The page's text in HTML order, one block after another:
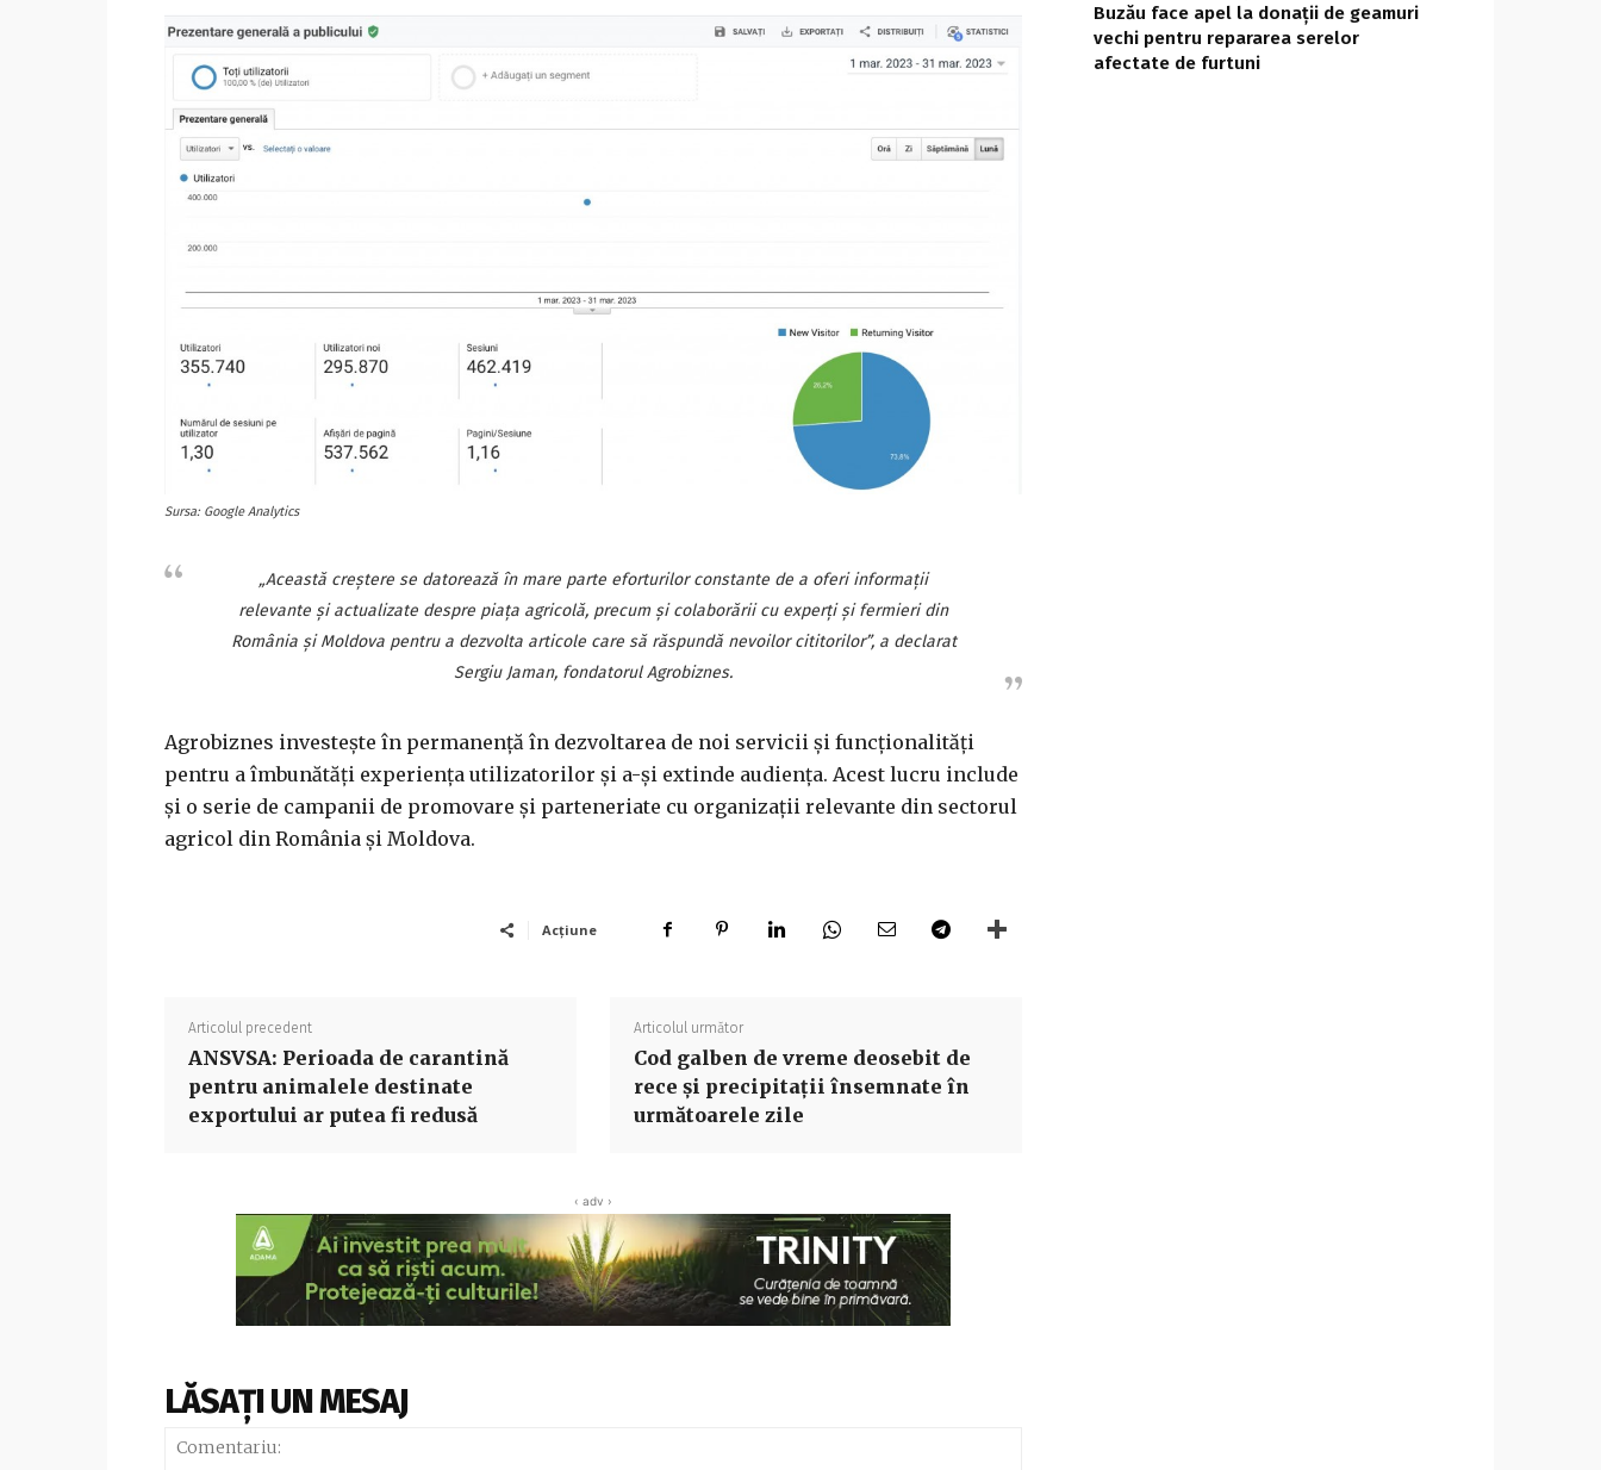
Sursa: Google Analytics
„Această creștere se datorează în mare parte eforturilor constante de a oferi informații
relevante și actualizate despre piața agricolă, precum și colaborării cu experți și fermieri din
România și Moldova pentru a dezvolta articole care să răspundă nevoilor cititorilor”, a declarat
Sergiu Jaman, fondatorul Agrobiznes.
Agrobiznes investește în permanență în dezvoltarea de noi servicii și funcționalități
pentru a îmbunătăți experiența utilizatorilor și a-și extinde audiența. Acest lucru include
și o serie de campanii de promovare și parteneriate cu organizații relevante din sectorul
agricol din România și Moldova.
Acțiune
Articolul precedent
ANSVSA: Perioada de carantină
pentru animalele destinate
exportului ar putea fi redusă
Articolul următor
Cod galben de vreme deosebit de
rece şi precipitaţii însemnate în
următoarele zile
‹ adv ›
LĂSAȚI UN MESAJ
Buzău face apel la donații de geamuri
vechi pentru repararea serelor
afectate de furtuni